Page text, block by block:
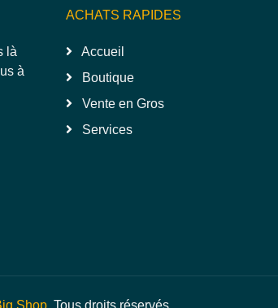
là
à
ACHATS RAPIDES
Accueil
Boutique
Vente en Gros
Services
Shop. Tous droits réservés.